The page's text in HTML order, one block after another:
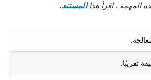
المهمة ، اقرأ هذاالمستند.